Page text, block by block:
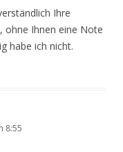
Ihre
ohne Ihnen eine Note
habe ich nicht.
8:55